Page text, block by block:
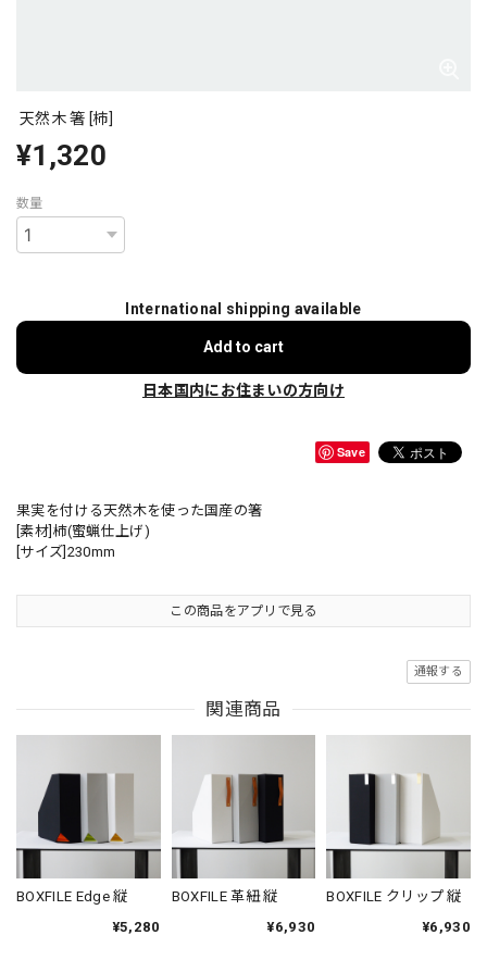
天然木 箸 [柿]
¥1,320
数量
International shipping available
Add to cart
日本国内にお住まいの方向け
Save
果実を付ける天然木を使った国産の箸
[素材]柿(蜜蝋仕上げ)
[サイズ]230mm
この商品をアプリで見る
通報する
関連商品
BOXFILE Edge 縦
¥5,280
BOXFILE 革紐 縦
¥6,930
BOXFILE クリップ 縦
¥6,930